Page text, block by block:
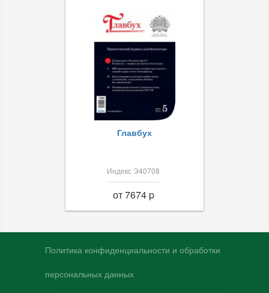
Главбух
Индекс Э40708
от 7674 p
Политика конфиденциальности и обработки
персональных данных